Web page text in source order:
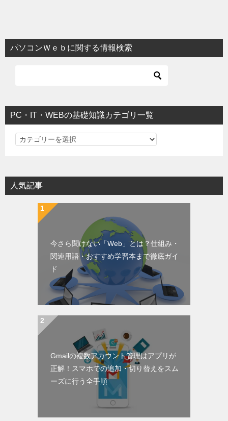
パソコンＷｅｂに関する情報検索
PC・IT・WEBの基礎知識カテゴリ一覧
PC・IT・WEBの基礎知識カテゴリ一覧
人気記事
今さら聞けない「Web」とは？仕組み・
関連用語・おすすめ学習本まで徹底ガイ
ド
Gmailの複数アカウント管理はアプリが
正解！スマホでの追加・切り替えをスム
ーズに行う全手順